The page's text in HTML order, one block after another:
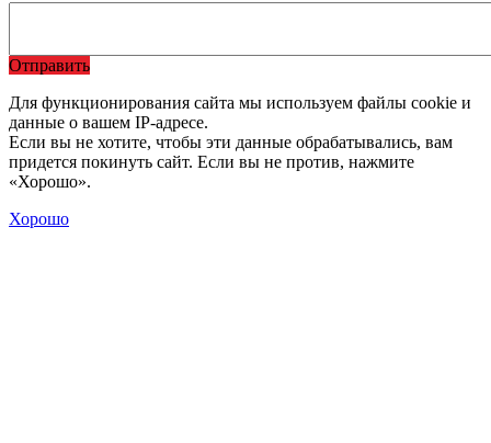
Отправить
Для функционирования сайта мы используем файлы cookie и
данные о вашем IP-адресе.
Если вы не хотите, чтобы эти данные обрабатывались, вам
придется покинуть сайт. Если вы не против, нажмите
«Хорошо».
Хорошо